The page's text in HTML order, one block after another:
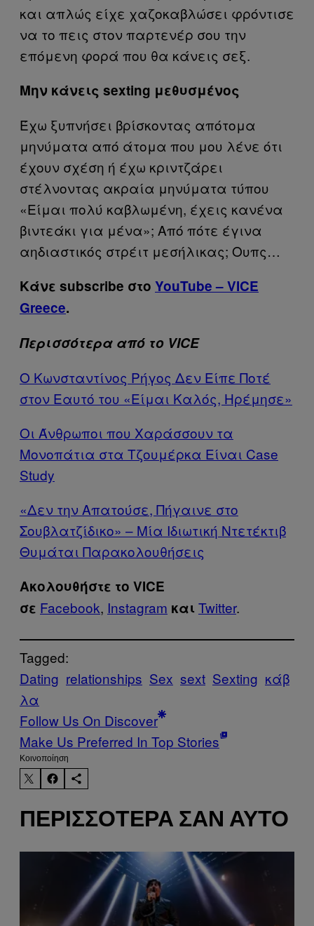
και απλώς είχε χαζοκαβλώσει φρόντισε
να το πεις στον παρτενέρ σου την
επόμενη φορά που θα κάνεις σεξ.
Μην κάνεις sexting μεθυσμένος
Έχω ξυπνήσει βρίσκοντας απότομα
μηνύματα από άτομα που μου λένε ότι
έχουν σχέση ή έχω κριντζάρει
στέλνοντας ακραία μηνύματα τύπου
«Είμαι πολύ καβλωμένη, έχεις κανένα
βιντεάκι για μένα»; Από πότε έγινα
αηδιαστικός στρέιτ μεσήλικας; Ουπς…
Κάνε subscribe στο YouTube – VICE
Greece.
Περισσότερα από το VICE
Ο Κωνσταντίνος Ρήγος Δεν Είπε Ποτέ
στον Εαυτό του «Είμαι Καλός, Ηρέμησε»
Οι Άνθρωποι που Χαράσσουν τα
Μονοπάτια στα Τζουμέρκα Είναι Case
Study
«Δεν την Απατούσε, Πήγαινε στο
Σουβλατζίδικο» – Μία Ιδιωτική Ντετέκτιβ
Θυμάται Παρακολουθήσεις
Ακολουθήστε το VICE
σε Facebook, Instagram και Twitter.
Tagged:
Dating relationships Sex sext Sexting κάβ
λα
Follow Us On Discover
Make Us Preferred In Top Stories
Kοινοποίηση
ΠΕΡΙΣΣΌΤΕΡΑ ΣΑΝ ΑΥΤΌ